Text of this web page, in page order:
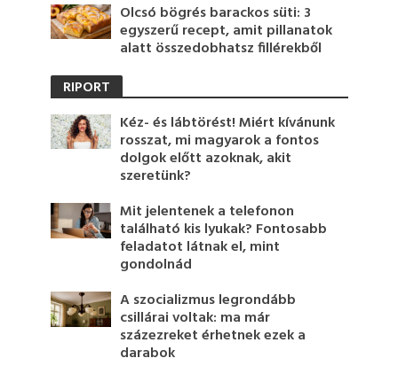
Olcsó bögrés barackos süti: 3
egyszerű recept, amit pillanatok
alatt összedobhatsz fillérekből
RIPORT
Kéz- és lábtörést! Miért kívánunk
rosszat, mi magyarok a fontos
dolgok előtt azoknak, akit
szeretünk?
Mit jelentenek a telefonon
található kis lyukak? Fontosabb
feladatot látnak el, mint
gondolnád
A szocializmus legrondább
csillárai voltak: ma már
százezreket érhetnek ezek a
darabok